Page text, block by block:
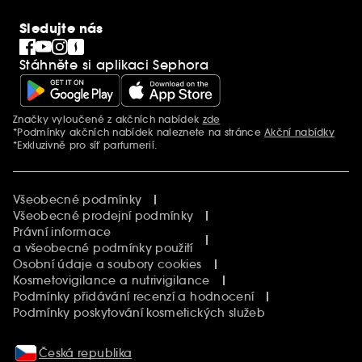
Blog Sephora
Singles´ Day
Black Friday
Cyber Monday
Vánoce
Sledujte nás
Stáhněte si aplikaci Sephora
Další informace
Značky vyloučené z akčních nabídek zde
*Podmínky akčních nabídek naleznete na stránceAkční nabídky
*Exkluzivně pro síť parfumerií.
Všeobecné podmínky
Všeobecné prodejní podmínky
Právní informace
a všeobecné podmínky použití
Osobní údaje a soubory cookies
Kosmetovigilance a nutrivigilance
Podmínky přidávání recenzí a hodnocení
Podmínky poskytování kosmetických služeb
Česká republika